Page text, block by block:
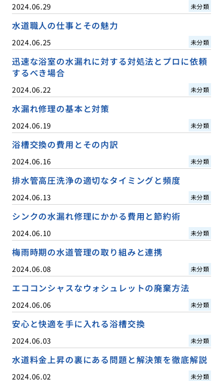
2024.06.29 未分類
水道職人の仕事とその魅力
2024.06.25 未分類
迅速な浴室の水漏れに対する対処法とプロに依頼
するべき場合
2024.06.22 未分類
水漏れ修理の基本と対策
2024.06.19 未分類
浴槽交換の費用とその内訳
2024.06.16 未分類
排水管高圧洗浄の適切なタイミングと頻度
2024.06.13 未分類
シンクの水漏れ修理にかかる費用と節約術
2024.06.10 未分類
梅雨時期の水道管理の取り組みと連携
2024.06.08 未分類
エココンシャスなウォシュレットの廃棄方法
2024.06.06 未分類
安心と快適を手に入れる浴槽交換
2024.06.03 未分類
水道料金上昇の裏にある問題と解決策を徹底解説
2024.06.02 未分類